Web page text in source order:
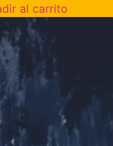
al carrito